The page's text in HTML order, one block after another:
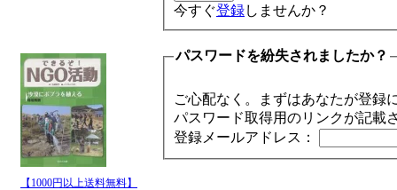
【1000円以上送料無料】
今すぐ登録しませんか？
パスワードを紛失されましたか？
ご心配なく。まずはあなたが登録
パスワード取得用のリンクが記載
登録メールアドレス：